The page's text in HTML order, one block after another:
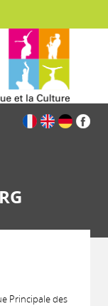
Principale des